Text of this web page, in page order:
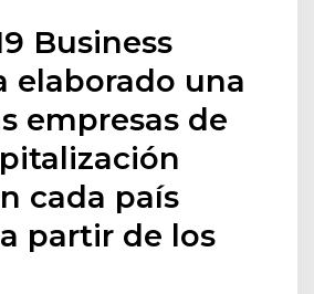
Business
elaborado una
empresas de
cada país
partir de los